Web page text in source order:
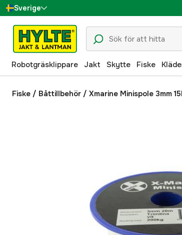
Sverige
Danmark
Suomi
Norge
Deutschland
Robotgräsklippare Jakt Skytte Fiske
Fiske / Båttillbehör / Xmarine Minispole 3mm